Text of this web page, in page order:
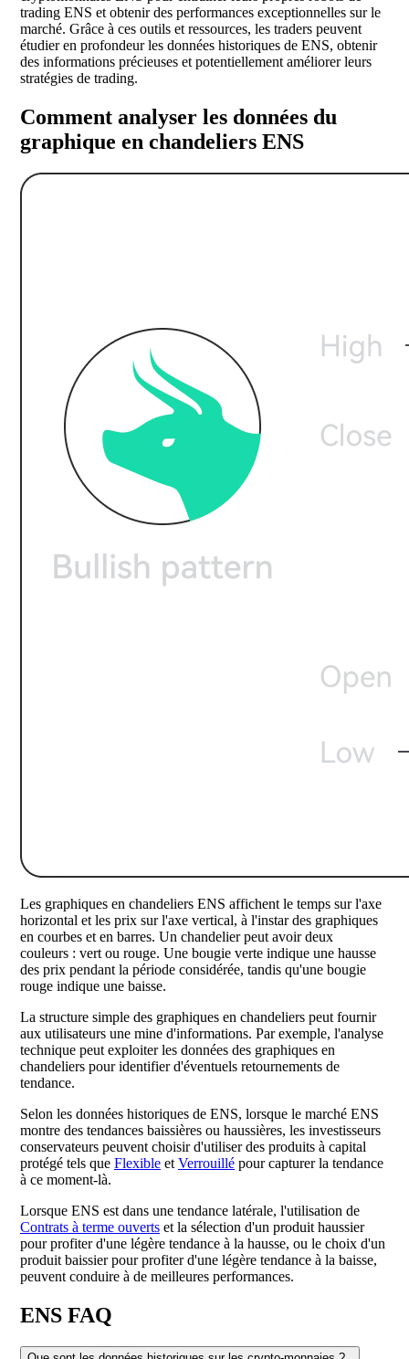
trading ENS et obtenir des performances exceptionnelles sur le
marché. Grâce à ces outils et ressources, les traders peuvent
étudier en profondeur les données historiques de ENS, obtenir
des informations précieuses et potentiellement améliorer leurs
stratégies de trading.
Comment analyser les données du
graphique en chandeliers ENS
Les graphiques en chandeliers ENS affichent le temps sur l'axe
horizontal et les prix sur l'axe vertical, à l'instar des graphiques
en courbes et en barres. Un chandelier peut avoir deux
couleurs : vert ou rouge. Une bougie verte indique une hausse
des prix pendant la période considérée, tandis qu'une bougie
rouge indique une baisse.
La structure simple des graphiques en chandeliers peut fournir
aux utilisateurs une mine d'informations. Par exemple, l'analyse
technique peut exploiter les données des graphiques en
chandeliers pour identifier d'éventuels retournements de
tendance.
Selon les données historiques de ENS, lorsque le marché ENS
montre des tendances baissières ou haussières, les investisseurs
conservateurs peuvent choisir d'utiliser des produits à capital
protégé tels que Flexible et Verrouillé pour capturer la tendance
à ce moment-là.
Lorsque ENS est dans une tendance latérale, l'utilisation de
Contrats à terme ouverts et la sélection d'un produit haussier
pour profiter d'une légère tendance à la hausse, ou le choix d'un
produit baissier pour profiter d'une légère tendance à la baisse,
peuvent conduire à de meilleures performances.
ENS FAQ